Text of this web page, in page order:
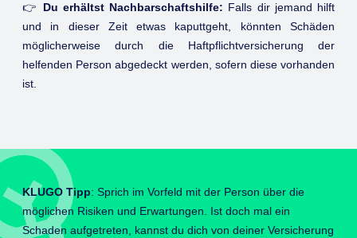
👉 Du erhältst Nachbarschaftshilfe: Falls dir jemand hilft
und in dieser Zeit etwas kaputtgeht, könnten Schäden
möglicherweise durch die Haftpflichtversicherung der
helfenden Person abgedeckt werden, sofern diese vorhanden
ist.
KLUGO Tipp: Sprich im Vorfeld mit der Person über die
möglichen Risiken und Erwartungen. Ist doch mal ein
Schaden aufgetreten, kannst du dich von deiner Versicherung